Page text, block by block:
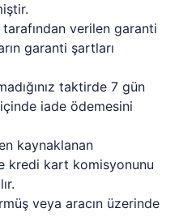
verilen garanti
garanti şartları
taktirde 7 gün
iade ödemesini
kaynaklanan
kredi kart komisyonunu
veya aracın üzerinde